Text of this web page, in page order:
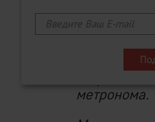
Лучшая
лояльности»
бизнес,
метронома.